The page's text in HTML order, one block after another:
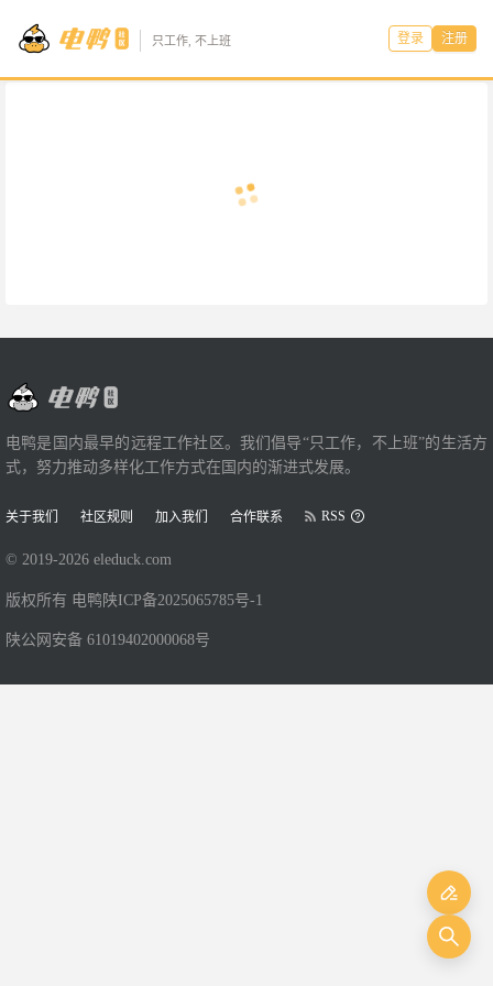
只工作, 不上班 登录 注册
电鸭是国内最早的远程工作社区。我们倡导“只工作，不上班”的生活方
式，努力推动多样化工作方式在国内的渐进式发展。
关于我们 社区规则 加入我们 合作联系 RSS
© 2019-2026 eleduck.com
版权所有 电鸭 陕ICP备2025065785号-1
陕公网安备 61019402000068号